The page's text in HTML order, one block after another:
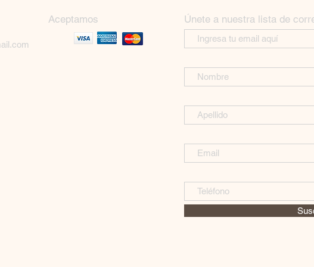
Aceptamos Únete a nuestra lista de